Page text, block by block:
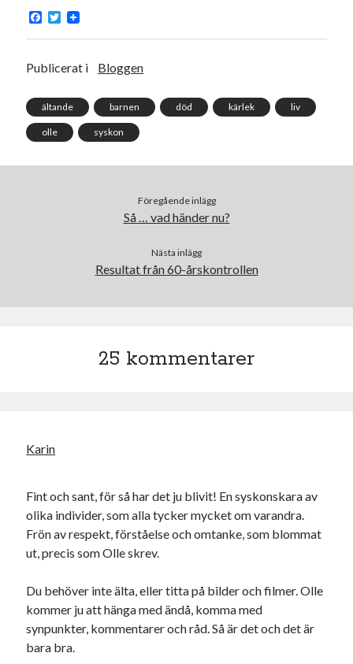
F
c
b
k
T
i
t
Publicerat i Bloggen
ältande barnen död kärlek liv
olle syskon
Föregående inlägg
Så … vad händer nu?
Nästa inlägg
Resultat från 60-årskontrollen
25 kommentarer
Karin
Fint och sant, för så har det ju blivit! En syskonskara av
olika individer, som alla tycker mycket om varandra.
Frön av respekt, förståelse och omtanke, som blommat
ut, precis som Olle skrev.
Du behöver inte älta, eller titta på bilder och filmer. Olle
kommer ju att hänga med ändå, komma med
synpunkter, kommentarer och råd. Så är det och det är
bara bra.